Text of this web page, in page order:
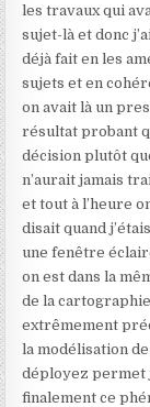
les travaux qui
sujet-là et donc
déjà fait en les
sujets et en
on avait là un
résultat probant
décision plutôt
n’aurait jamais
et tout à l’heure
disait quand
une fenêtre
on est dans la
de la
extrêmement
la modélisation
déployez permet
finalement ce